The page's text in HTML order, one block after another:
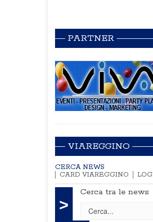
PARTNER
VIAREGGINO
CERCA NEWS
CARD VIAREGGINO
>
Cerca tra le news